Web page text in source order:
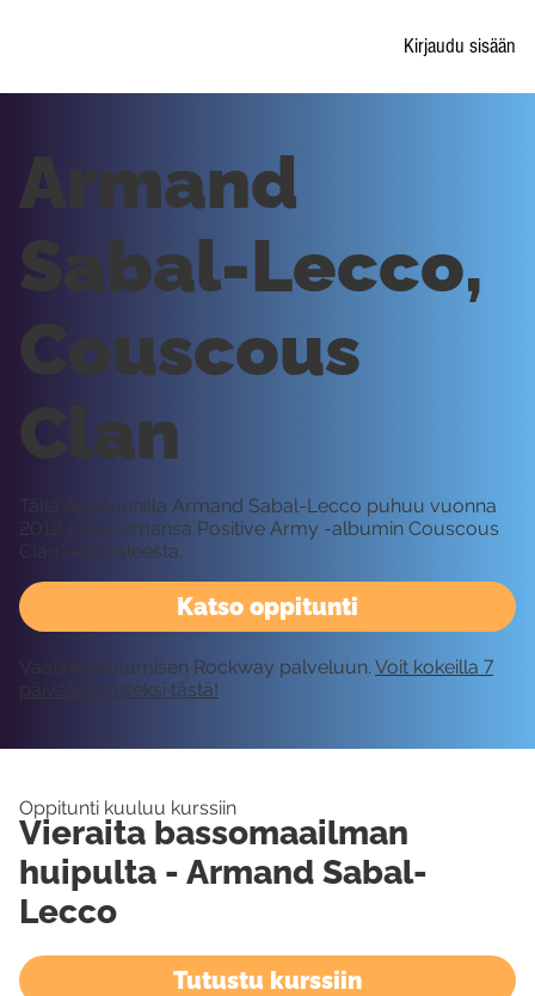
Kirjaudu sisään
Katso oppitunti
Armand
Sabal-Lecco,
Couscous
Clan
Tällä oppitunnilla Armand Sabal-Lecco puhuu vuonna
2012 julkaisemansa Positive Army -albumin Couscous
Clan -kappaleesta.
Vaatii kirjautumisen Rockway palveluun. Voit kokeilla 7
päivää ilmaiseksi tästä!
Oppitunti kuuluu kurssiin
Vieraita bassomaailman
huipulta - Armand Sabal-
Lecco
Tutustu kurssiin